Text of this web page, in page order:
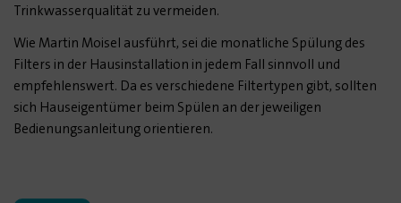
Trinkwasserqualität zu vermeiden.
Wie Martin Moisel ausführt, sei die monatliche Spülung des
Filters in der Hausinstallation in jedem Fall sinnvoll und
empfehlenswert. Da es verschiedene Filtertypen gibt, sollten
sich Hauseigentümer beim Spülen an der jeweiligen
Bedienungsanleitung orientieren.